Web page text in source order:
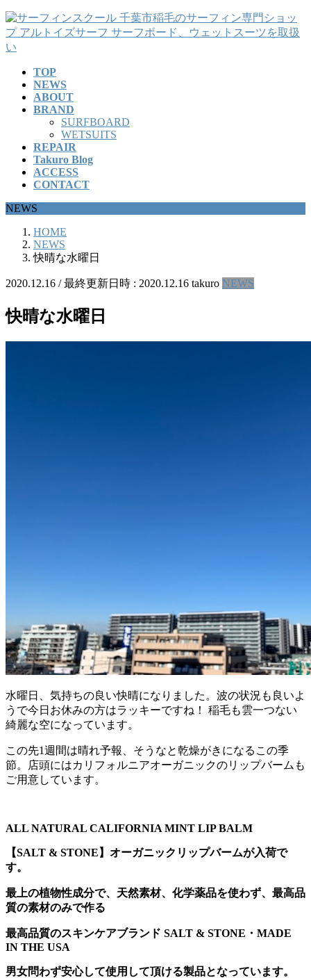
コ
ン
テ
ナ
ビ
ゲ
TOP
NEWS
ABOUT
BRAND
SURFBOARD
WETSUITS
REPAIR
Takuro Blog
ACCESS
CONTACT
NEWS
HOME
NEWS
快晴な水曜日
2020.12.16 / 最終更新日時 : 2020.12.16 takuro NEWS
快晴な水曜日
水曜日、気持ちの良い快晴になりました。波の状況も良いよ
うで今日お休みの方はラッキーですね！ 稲毛も雲一つない
綺麗な空になっています。
この先1週間は晴れ予報、そうなと乾燥がきになるこの季
節。店頭にはカリフォルニアオーガニックのリップバームも
ご用意しています。
ALL NATURAL CALIFORNIA MINT LIP BALM
【SALT & STONE】オーガニックリップバームが入荷で
す。
最上の植物性成分で、天然素材、化学薬品を使わず、最高品
質の素材のみで作る
最高品質のスキンケアブランド SALT & STONE・MADE
IN THE USA
男女問わず安心して使用して頂ける製品となっています。